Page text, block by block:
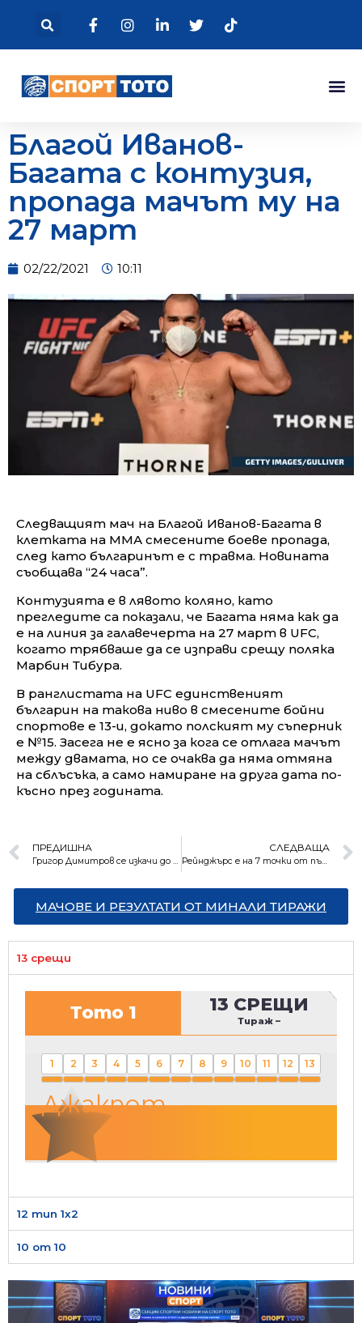
Благой Иванов-
Багата с контузия,
пропада мачът му на
27 март
02/22/2021 10:11
Следващият мач на Благой Иванов-Багата в
клетката на ММА смесените боеве пропада,
след като българинът е с травма. Новината
съобщава “24 часа”.
Контузията е в лявото коляно, като
прегледите са показали, че Багата няма как да
е на линия за галавечерта на 27 март в UFC,
когато трябваше да се изправи срещу поляка
Марбин Тибура.
В ранглистата на UFC единственият
българин на такова ниво в смесените бойни
спортове е 13-и, докато полският му съперник
е №15. Засега не е ясно за кога се отлага мачът
между двамата, но се очаква да няма отмяна
на сблъсъка, а само намиране на друга дата по-
късно през годината.
ПРЕДИШНА
Григор Димитров се изкачи до 17-о място в световната ранглиста
СЛЕДВАЩА
Рейнджърс е на 7 точки от първа титла след 10 години
МАЧОВЕ И РЕЗУЛТАТИ ОТ МИНАЛИ ТИРАЖИ
13 срещи
Тото 1 13 СРЕЩИ
Тираж –
1 2 3 4 5 6 7 8 9 10 11 12 13
Джакпот
12 тип 1х2
10 от 10